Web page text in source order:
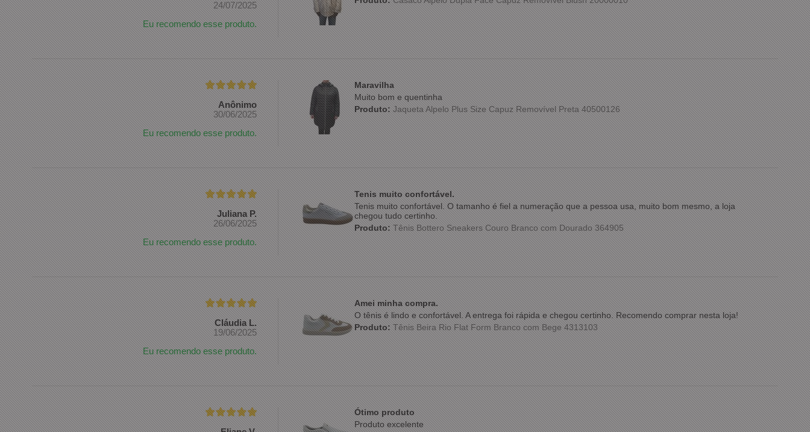
24/07/2025
Eu recomendo esse produto.
Anônimo
30/06/2025
Eu recomendo esse produto.
Maravilha
Muito bom e quentinha
Produto:Jaqueta Alpelo Plus Size Capuz Removível Preta 40500126
Juliana P.
26/06/2025
Eu recomendo esse produto.
Tenis muito confortável.
Tenis muito confortável. O tamanho é fiel a numeração que a pessoa usa, muito bom mesmo, a loja
chegou tudo certinho.
Produto:Tênis Bottero Sneakers Couro Branco com Dourado 364905
Cláudia L.
19/06/2025
Eu recomendo esse produto.
Amei minha compra.
O tênis é lindo e confortável. A entrega foi rápida e chegou certinho. Recomendo comprar nesta loja!
Produto:Tênis Beira Rio Flat Form Branco com Bege 4313103
Ótimo produto
Produto excelente